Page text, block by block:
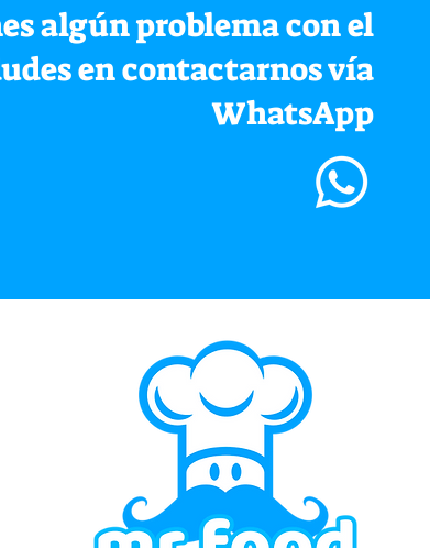
algún problema con el
en contactarnos vía
WhatsApp